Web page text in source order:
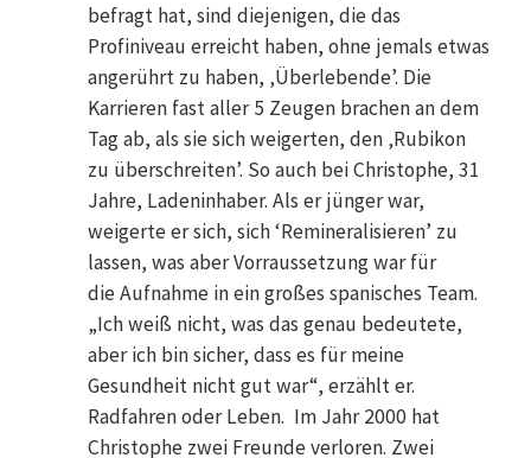
befragt hat, sind diejenigen, die das
Profiniveau erreicht haben, ohne jemals etwas
angerührt zu haben, ‚Überlebende’. Die
Karrieren fast aller 5 Zeugen brachen an dem
Tag ab, als sie sich weigerten, den ‚Rubikon
zu überschreiten’. So auch bei Christophe, 31
Jahre, Ladeninhaber. Als er jünger war,
weigerte er sich, sich ‘Remineralisieren’ zu
lassen, was aber Vorraussetzung war für
die Aufnahme in ein großes spanisches Team.
„Ich weiß nicht, was das genau bedeutete,
aber ich bin sicher, dass es für meine
Gesundheit nicht gut war“, erzählt er.
Radfahren oder Leben. Im Jahr 2000 hat
Christophe zwei Freunde verloren. Zwei